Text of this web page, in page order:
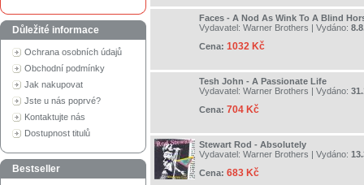
Důležité informace
Ochrana osobních údajů
Obchodní podmínky
Jak nakupovat
Jste u nás poprvé?
Kontaktujte nás
Dostupnost titulů
Bestseller
Faces - A Nod As Wink To A Blind
Vydavatel: Warner Brothers | Vydáno:
Cena: 1032 Kč
Tesh John - A Passionate Life
Vydavatel: Warner Brothers | Vydáno:
Cena: 704 Kč
Stewart Rod - Absolutely
Vydavatel: Warner Brothers | Vydáno:
Cena: 683 Kč